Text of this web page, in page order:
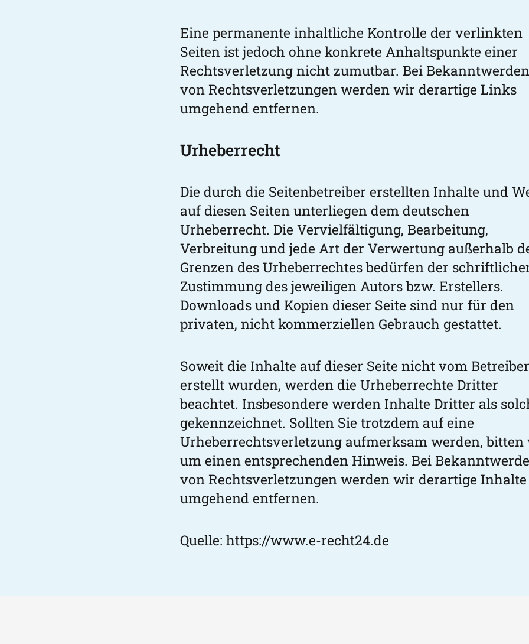
Eine permanente inhaltliche Kontrolle der verlinkten
Seiten ist jedoch ohne konkrete Anhaltspunkte einer
Rechtsverletzung nicht zumutbar. Bei
von Rechtsverletzungen werden wir derartige Links
umgehend entfernen.
Urheberrecht
Die durch die Seitenbetreiber erstellten Inhalte und
auf diesen Seiten unterliegen dem deutschen
Urheberrecht. Die Vervielfältigung, Bearbeitung,
Verbreitung und jede Art der Verwertung außerhalb
Grenzen des Urheberrechtes bedürfen der
Zustimmung des jeweiligen Autors bzw. Erstellers.
Downloads und Kopien dieser Seite sind nur für den
privaten, nicht kommerziellen Gebrauch gestattet.
Soweit die Inhalte auf dieser Seite nicht vom
erstellt wurden, werden die Urheberrechte Dritter
beachtet. Insbesondere werden Inhalte Dritter als
gekennzeichnet. Sollten Sie trotzdem auf eine
Urheberrechtsverletzung aufmerksam werden,
um einen entsprechenden Hinweis. Bei
von Rechtsverletzungen werden wir derartige Inhalte
umgehend entfernen.
Quelle:https://www.e-recht24.de